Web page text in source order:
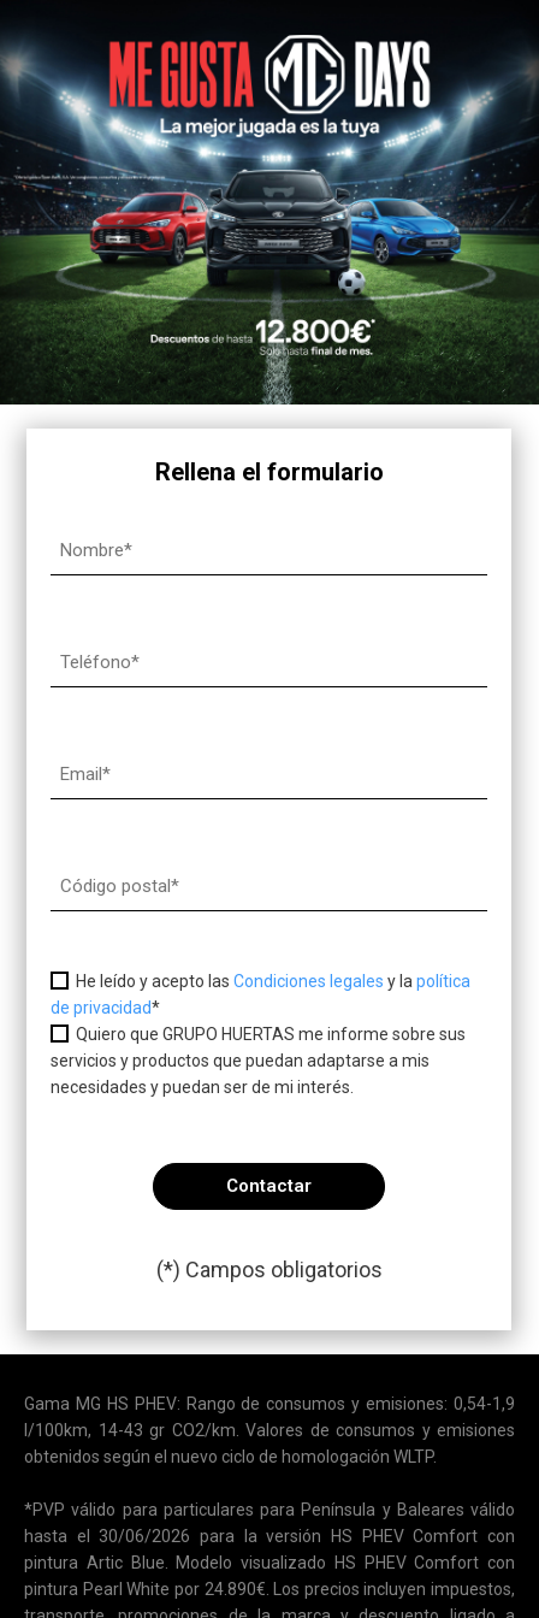
Rellena el formulario
He leído y acepto lasCondiciones legales y lapolítica
de privacidad*
Quiero que GRUPO HUERTAS me informe sobre sus
servicios y productos que puedan adaptarse a mis
necesidades y puedan ser de mi interés.
(*) Campos obligatorios
Por favor, deja este campo
Gama MG HS PHEV: Rango de consumos y emisiones: 0,54-1,9
l/100km, 14-43 gr CO2/km. Valores de consumos y emisiones
obtenidos según el nuevo ciclo de homologación WLTP.
*PVP válido para particulares para Península y Baleares válido
hasta el 30/06/2026 para la versión HS PHEV Comfort con
pintura Artic Blue. Modelo visualizado HS PHEV Comfort con
pintura Pearl White por 24.890€. Los precios incluyen impuestos,